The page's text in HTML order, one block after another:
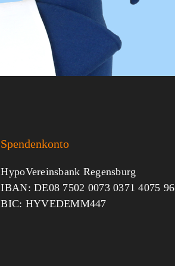
Spendenkonto
HypoVereinsbank Regensburg
IBAN: DE08 7502 0073 0371 4075 96
BIC: HYVEDEMM447